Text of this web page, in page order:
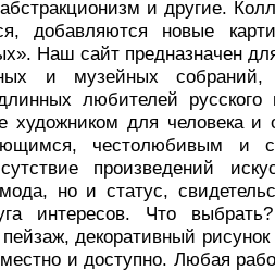
и другие.
добавляются новые
Наш сайт предназначен
и музейных
любителей
художником для человека и
честолюбивым и
произведений
но и статус,
интересов. Что
декоративный
и доступно. Любая